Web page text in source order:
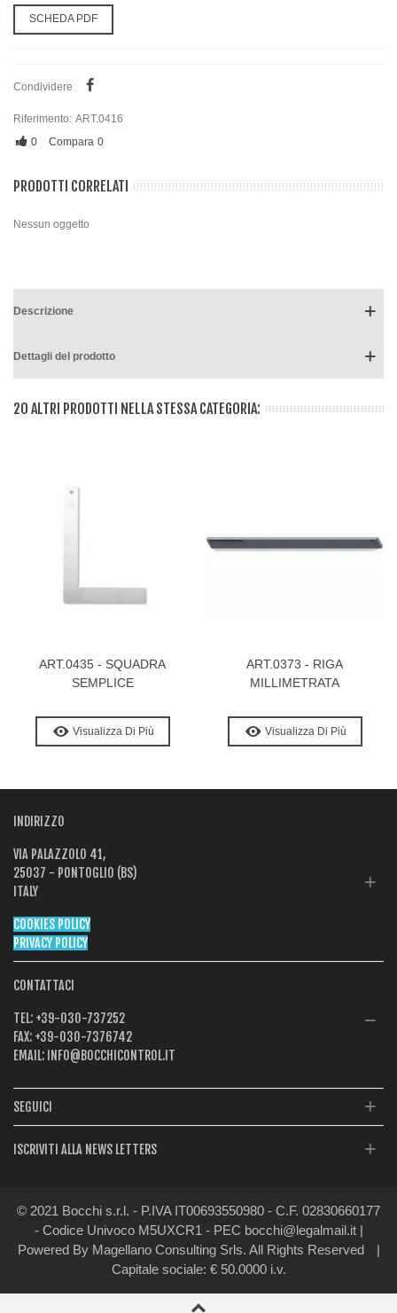
SCHEDA PDF
Condividere
Riferimento: ART.0416
0
Compara 0
PRODOTTI CORRELATI
Nessun oggetto
Descrizione
Dettagli del prodotto
20 ALTRI PRODOTTI NELLA STESSA CATEGORIA:
ART.0435 - SQUADRA
SEMPLICE
Visualizza Di Più
ART.0373 - RIGA
MILLIMETRATA
Visualizza Di Più
INDIRIZZO
VIA PALAZZOLO 41,
25037 - PONTOGLIO (BS)
ITALY
COOKIES POLICY
PRIVACY POLICY
CONTATTACI
TEL: +39-030-737252
FAX: +39-030-7376742
EMAIL: INFO@BOCCHICONTROL.IT
SEGUICI
ISCRIVITI ALLA NEWS LETTERS
© 2021 Bocchi s.r.l. - P.IVA IT00693550980 - C.F. 02830660177
- Codice Univoco M5UXCR1 - PEC bocchi@legalmail.it |
Powered By Magellano Consulting Srls. All Rights Reserved
|
Capitale sociale: € 50.0000 i.v.